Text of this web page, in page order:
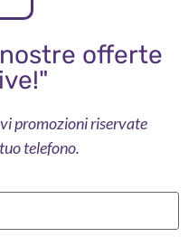
offerte
promozioni riservate
telefono.